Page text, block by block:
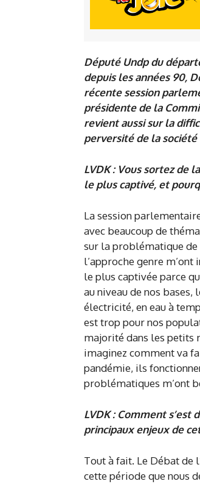
Député Undp du
depuis les années 90,
récente session
présidente de la
revient aussi sur la
perversité de la
LVDK : Vous sortez de
le plus captivé, et
La session
avec beaucoup de
sur la problématique de
l’approche genre
le plus captivée parce
au niveau de nos bases,
électricité, en eau à
est trop pour nos
majorité dans les petits
imaginez comment va
pandémie, ils
problématiques m’ont
LVDK : Comment
principaux enjeux de
Tout à fait. Le Débat de
cette période que nous